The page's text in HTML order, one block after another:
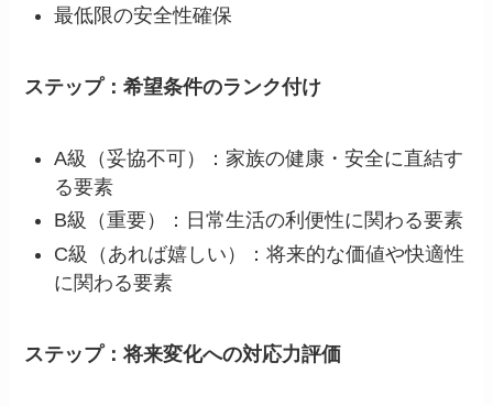
最低限の安全性確保
ステップ：希望条件のランク付け
A級（妥協不可）：家族の健康・安全に直結す
る要素
B級（重要）：日常生活の利便性に関わる要素
C級（あれば嬉しい）：将来的な価値や快適性
に関わる要素
ステップ：将来変化への対応力評価